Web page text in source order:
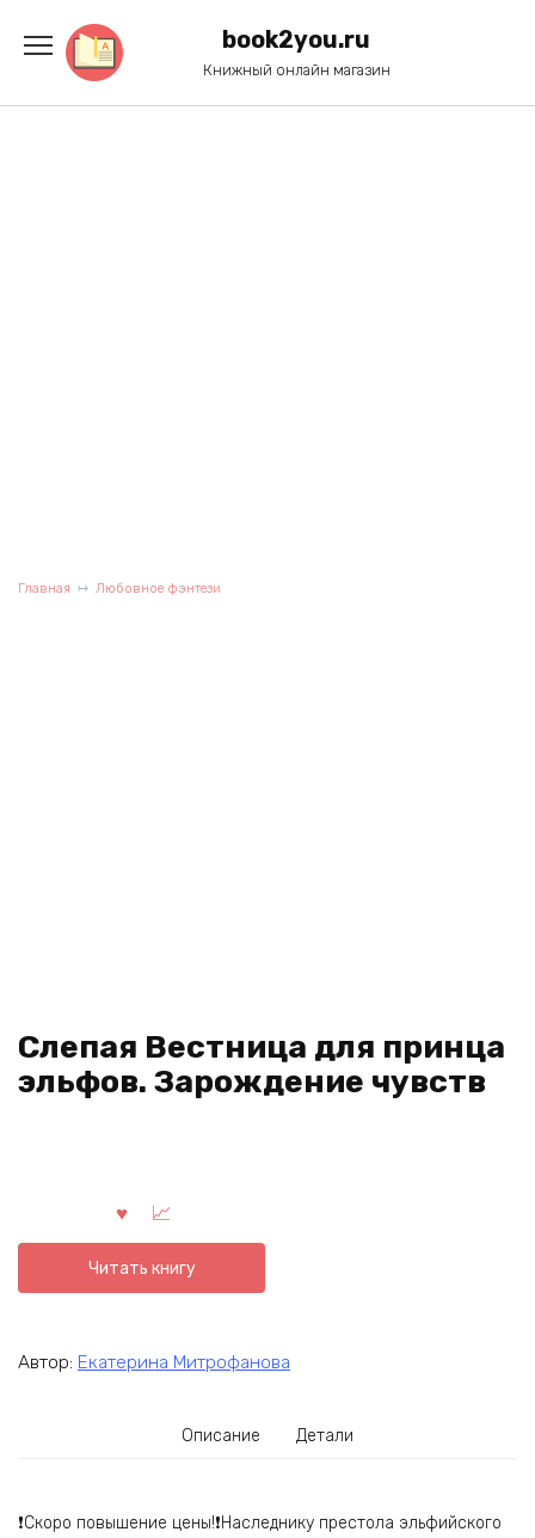
содержанию
book2you.ru
Книжный онлайн магазин
Главная Любовное фэнтези
Слепая Вестница для принца
эльфов. Зарождение чувств
Читать книгу
Автор: Екатерина Митрофанова
Описание Детали
❗Скоро повышение цены!❗Наследнику престола эльфийского